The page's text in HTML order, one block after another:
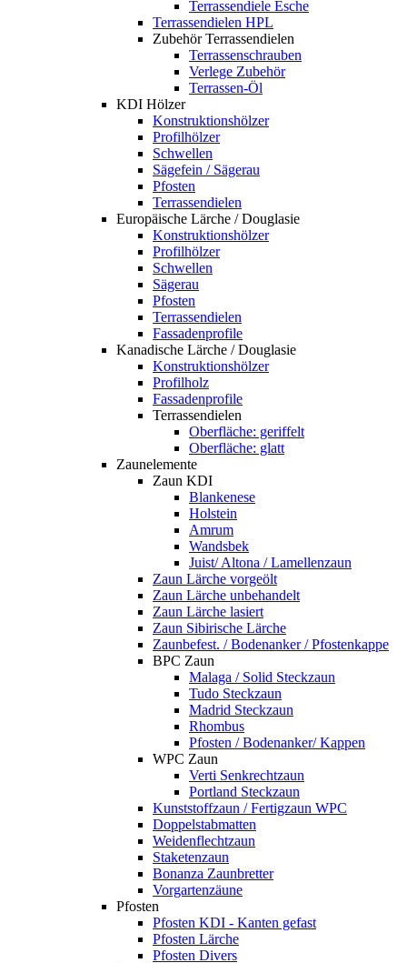
Terrassendiele Esche
Terrassendielen HPL
Zubehör Terrassendielen
Terrassenschrauben
Verlege Zubehör
Terrassen-Öl
KDI Hölzer
Konstruktionshölzer
Profilhölzer
Schwellen
Sägefein / Sägerau
Pfosten
Terrassendielen
Europäische Lärche / Douglasie
Konstruktionshölzer
Profilhölzer
Schwellen
Sägerau
Pfosten
Terrassendielen
Fassadenprofile
Kanadische Lärche / Douglasie
Konstruktionshölzer
Profilholz
Fassadenprofile
Terrassendielen
Oberfläche: geriffelt
Oberfläche: glatt
Zaunelemente
Zaun KDI
Blankenese
Holstein
Amrum
Wandsbek
Juist/ Altona / Lamellenzaun
Zaun Lärche vorgeölt
Zaun Lärche unbehandelt
Zaun Lärche lasiert
Zaun Sibirische Lärche
Zaunbefest. / Bodenanker / Pfostenkappe
BPC Zaun
Malaga / Solid Steckzaun
Tudo Steckzaun
Madrid Steckzaun
Rhombus
Pfosten / Bodenanker/ Kappen
WPC Zaun
Verti Senkrechtzaun
Portland Steckzaun
Kunststoffzaun / Fertigzaun WPC
Doppelstabmatten
Weidenflechtzaun
Staketenzaun
Bonanza Zaunbretter
Vorgartenzäune
Pfosten
Pfosten KDI - Kanten gefast
Pfosten Lärche
Pfosten Divers